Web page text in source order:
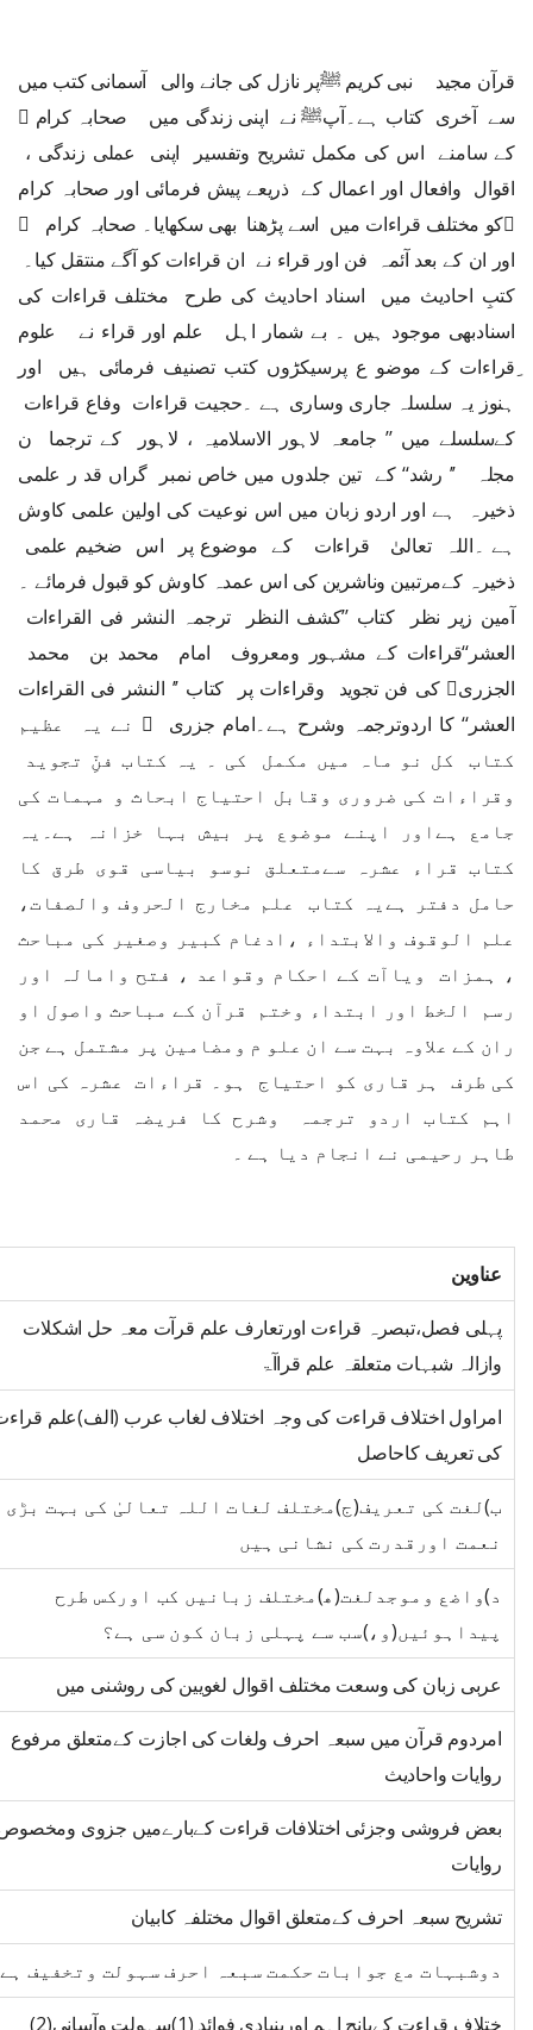
قرآن مجید نبی کریم ﷺپر نازل کی جانے والی آسمانی کتب میں
سے آخری کتاب ہے۔آپﷺ نے اپنی زندگی میں صحابہ کرام ﷢
کے سامنے اس کی مکمل تشریح وتفسیر اپنی عملی زندگی ،
اقوال وافعال اور اعمال کے ذریعے پیش فرمائی اور صحابہ کرام
﷢کو مختلف قراءات میں اسے پڑھنا بھی سکھایا۔ صحابہ کرام ﷢
اور ان کے بعد آئمہ فن اور قراء نے ان قراءات کو آگے منتقل کیا۔
کتبِ احادیث میں اسناد احادیث کی طرح مختلف قراءات کی
اسنادبھی موجود ہیں ۔ بے شمار اہل علم اور قراء نے علوم
ِقراءات کے موضو ع پرسیکڑوں کتب تصنیف فرمائی ہیں اور
ہنوز یہ سلسلہ جاری وساری ہے ۔حجیت قراءات وفاع قراءات
کےسلسلے میں ’’ جامعہ لاہور الاسلامیہ ، لاہور کے ترجما ن
مجلہ ’’ رشد‘‘ کے تین جلدوں میں خاص نمبر گراں قد ر علمی
ذخیرہ ہے اور اردو زبان میں اس نوعیت کی اولین علمی کاوش
ہے ۔اللہ تعالیٰ قراءات کے موضوع پر اس ضخیم علمی
ذخیرہ کےمرتبین وناشرین کی اس عمدہ کاوش کو قبول فرمائے ۔
آمین زیر نظر کتاب ’’کشف النظر ترجمہ النشر فی القراءات
العشر‘‘قراءات کے مشہور ومعروف امام محمد بن محمد
الجزری﷫ کی فن تجوید وقراءات پر کتاب ’’ النشر فی القراءات
العشر‘‘ کا اردوترجمہ وشرح ہے۔امام جزری ﷫ نے یہ عظیم
کتاب کل نو ماہ میں مکمل کی ۔ یہ کتاب فنِّ تجوید
وقراءات کی ضروری وقابل احتیاج ابحاث و مہمات کی
جامع ہےاور اپنے موضوع پر بیش بہا خزانہ ہے۔یہ
کتاب قراء عشرہ سےمتعلق نوسو بیاسی قوی طرق کا
حامل دفتر ہےیہ کتاب علم مخارج الحروف والصفات،
علم الوقوف والابتداء ،ادغام کبیر وصغیر کی مباحث
، ہمزات ویاآت کے احکام وقواعد ، فتح وامالہ اور
رسم الخط اور ابتداء وختم قرآن کے مباحث واصول او
ران کے علاوہ بہت سے ان علو م ومضامین پر مشتمل ہے جن
کی طرف ہر قاری کو احتیاج ہو۔ قراءات عشرہ کی اس
اہم کتاب اردو ترجمہ وشرح کا فریضہ قاری محمد
طاہر رحیمی نے انجام دیا ہے ۔
عناوین
پہلی فصل،تبصرہ قراءت اورتعارف علم قرآت معہ حل اشکلات
وازالہ شبہات متعلقہ علم قراآۃ
امراول اختلاف قراءت کی وجہ اختلاف لغاب عرب (الف)علم
کی تعریف کاحاصل
ب)لغت کی تعریف(ج)مختلف لغات اللہ تعالیٰ کی بہت بڑی
نعمت اورقدرت کی نشانی ہیں
د)واضع وموجدلغت(ھ)مختلف زبانیں کب اورکس طرح
پیداہوئیں(و،)سب سے پہلی زبان کون سی ہے؟
عربی زبان کی وسعت مختلف اقوال لغویین کی روشنی میں
امردوم قرآن میں سبعہ احرف ولغات کی اجازت کےمتعلق مرفوع
روایات واحادیث
بعض فروشی وجزئی اختلافات قراءت کےبارےمیں جزوی
روایات
تشریح سبعہ احرف کےمتعلق اقوال مختلفہ کابیان
دوشبہات مع جوابات حکمت سبعہ احرف سہولت وتخفیف ہے
ختلاف قراءت کےپانچ اہم اوربنیادی فوائد (1)سہولت وآسانی(2)